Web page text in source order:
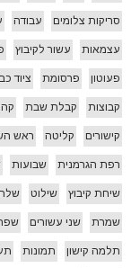
סריקות צלומים עבודה
עצמאות עשור לקיבוץ
פעוטון פרסומת ציוד
קבוצות קבלת שבת
קישורים קליטה ראש
רפת הגרמנית שבועות
שיחת קיבוץ שילוט
שמרת שני עשורים
תלמה קישון תמונות